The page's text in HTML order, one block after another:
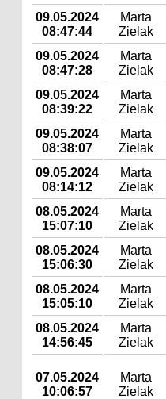
09.05.2024
08:47:44
Marta
Zielak
09.05.2024
08:47:28
Marta
Zielak
09.05.2024
08:39:22
Marta
Zielak
09.05.2024
08:38:07
Marta
Zielak
09.05.2024
08:14:12
Marta
Zielak
08.05.2024
15:07:10
Marta
Zielak
08.05.2024
15:06:30
Marta
Zielak
08.05.2024
15:05:10
Marta
Zielak
08.05.2024
14:56:45
Marta
Zielak
07.05.2024
10:06:57
Marta
Zielak